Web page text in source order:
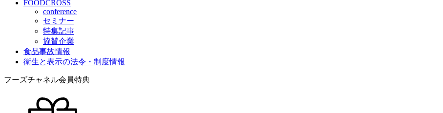
FOODCROSS
conference
セミナー
特集記事
協賛企業
食品事故情報
衛生と表示の法令・制度情報
フーズチャネル会員特典